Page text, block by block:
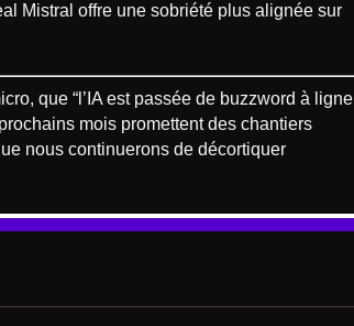
Mistral offre une sobriété plus alignée sur
que “l’IA est passée de buzzword à ligne
mois promettent des chantiers
nous continuerons de décortiquer